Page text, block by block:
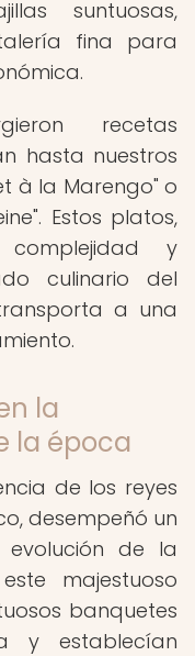
suntuosas,
fina para
recetas
hasta nuestros
à la Marengo" o
Estos platos,
y
culinario del
a una
la
la época
de los reyes
desempeñó un
de la
majestuoso
banquetes
y establecían